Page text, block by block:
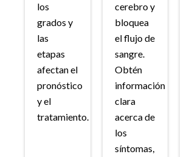
los
grados y
las
etapas
afectan el
pronóstico
y el
tratamiento.
cerebro y
bloquea
el flujo de
sangre.
Obtén
información
clara
acerca de
los
síntomas,